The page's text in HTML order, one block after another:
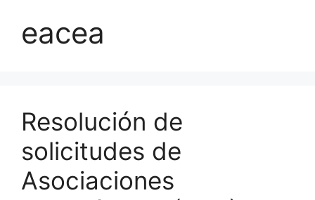
eacea
Resolución de
solicitudes de
Asociaciones